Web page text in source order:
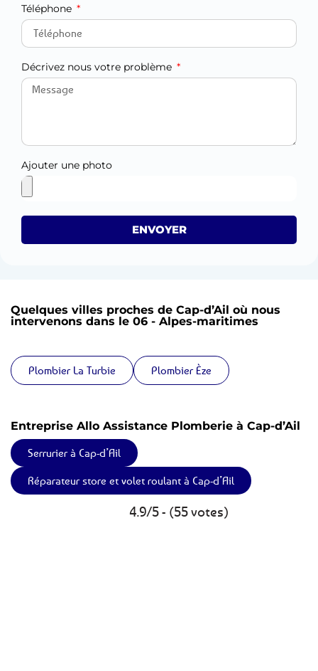
Téléphone
Décrivez nous votre problème
Ajouter une photo
ENVOYER
Quelques villes proches de Cap-d’Ail où nous
intervenons dans le 06 - Alpes-maritimes
Plombier La Turbie Plombier Èze
Entreprise Allo Assistance Plomberie à Cap-d’Ail
Serrurier à Cap-d’Ail
Réparateur store et volet roulant à Cap-d’Ail
4.9/5 - (55 votes)